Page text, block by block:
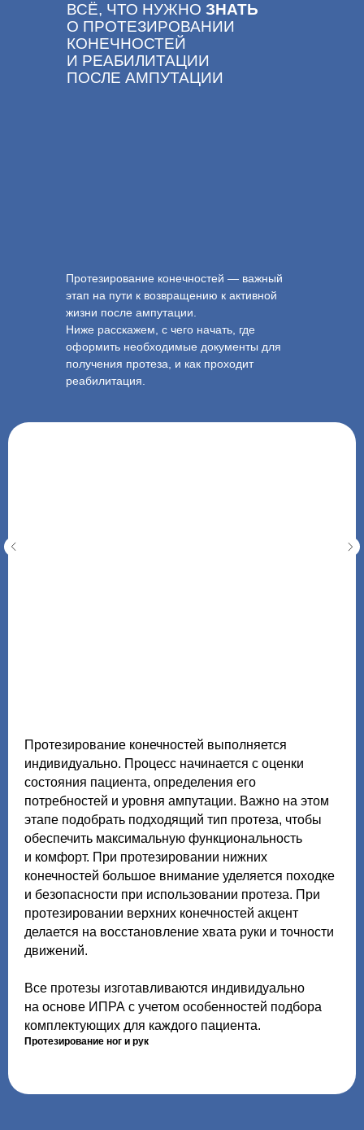
Протезирование конечностей — важный
этап на пути к возвращению к активной
жизни после ампутации.
Ниже расскажем, с чего начать, где
оформить необходимые документы для
получения протеза, и как проходит
реабилитация.
ВСЁ, ЧТО НУЖНО ЗНАТЬ
О ПРОТЕЗИРОВАНИИ
КОНЕЧНОСТЕЙ
И РЕАБИЛИТАЦИИ
ПОСЛЕ АМПУТАЦИИ
Протезирование конечностей выполняется
индивидуально. Процесс начинается с оценки
состояния пациента, определения его
потребностей и уровня ампутации. Важно на этом
этапе подобрать подходящий тип протеза, чтобы
обеспечить максимальную функциональность
и комфорт. При протезировании нижних
конечностей большое внимание уделяется походке
и безопасности при использовании протеза. При
протезировании верхних конечностей акцент
делается на восстановление хвата руки и точности
движений.
Все протезы изготавливаются индивидуально
на основе ИПРА с учетом особенностей подбора
комплектующих для каждого пациента.
Протезирование ног и рук